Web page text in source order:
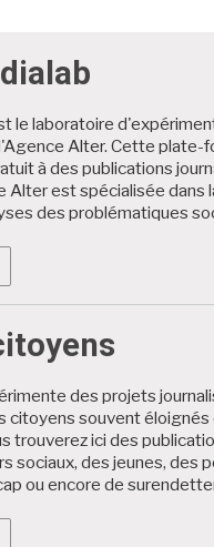
le laboratoire
Alter. Cette plate-
à des publications
Alter est spécialisée dans
des problématiques
savoir plus : Alter Médialab
des projets
citoyens souvent éloignés
trouverez ici des
sociaux, des jeunes, des
ou encore de
savoir plus : Projets